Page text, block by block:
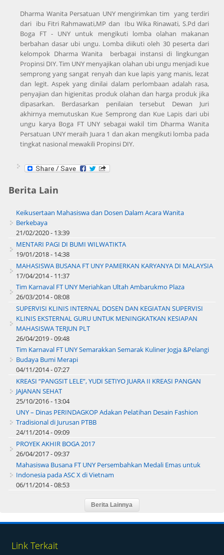
Dharma Wanita Persatuan UNY mengirimkan tim yang terdiri
dari ibu Fitri Rahmawati,MP dan Ibu Wika Rinawati, S.Pd dari
Boga FT - UNY untuk mengikuti lomba olahan makanan
berbahan dasar ubi ungu. Lomba diikuti oleh 30 peserta dari
kelompok Dharma Wanita berbagai instansi di lingkungan
Propinsi DIY. Tim UNY menyajikan olahan ubi ungu menjadi kue
semprong yang sangat renyah dan kue lapis yang manis, lezat
dan legit. Aspek yang dinilai dalam perlombaan adalah rasa,
penyajian dan higienitas produk olahan dan harga produk jika
dipasarkan. Berdasarkan penilaian tersebut Dewan Juri
akhirnya memutuskan Kue Semprong dan Kue Lapis dari ubi
ungu karya Boga FT UNY sebagai wakil tim Dharma Wanita
Persatuan UNY meraih Juara 1 dan akan mengikuti lomba pada
tingkat nasional mewakili Propinsi DIY.
Berita Lain
Keikusertaan Mahasiswa dan Dosen Dalam Acara Wanita
Berkebaya
21/02/2020 - 13:39
MENTARI PAGI DI BUMI WILWATIKTA
19/01/2018 - 14:38
MAHASISWA BUSANA FT UNY PAMERKAN KARYANYA DI MALAYSIA
17/04/2014 - 11:37
Tim Karnaval FT UNY Meriahkan Ultah Ambarukmo Plaza
26/03/2014 - 08:08
SUPERVISI KLINIS INTERNAL DOSEN DAN KEGIATAN SUPERVISI
KLINIS EKSTERNAL GURU UNTUK MENINGKATKAN KESIAPAN
MAHASISWA TERJUN PLT
26/04/2019 - 09:48
Tim Karnaval FT UNY Semarakkan Semarak Kuliner Jogja &Pelangi
Budaya Bumi Merapi
04/11/2014 - 07:27
KREASI “PANGSIT LELE”, YUDI SETIYO JUARA II KREASI PANGAN
JAJANAN SEHAT
25/10/2016 - 13:04
UNY – Dinas PERINDAGKOP Adakan Pelatihan Desain Fashion
Tradisional di Jurusan PTBB
24/11/2014 - 09:09
PROYEK AKHIR BOGA 2017
26/04/2017 - 09:37
Mahasiswa Busana FT UNY Persembahkan Medali Emas untuk
Indonesia pada ASC X di Vietnam
06/11/2014 - 08:53
Link Terkait